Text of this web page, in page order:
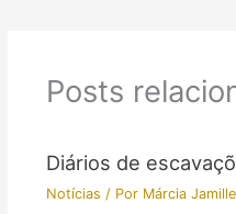
Posts
Diários de
Notícias / Por Márcia Jamille